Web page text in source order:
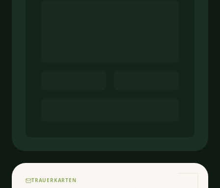
TRAUERKARTEN